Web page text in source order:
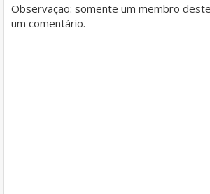
Observação: somente um membro
um comentário.